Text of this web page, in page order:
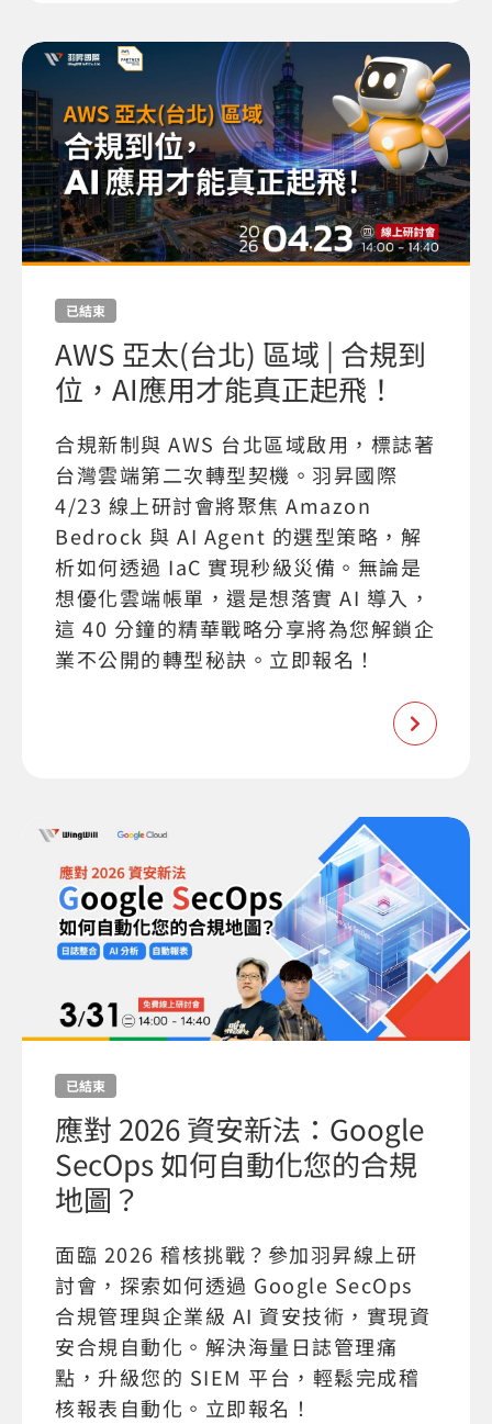
已結束
AWS 亞太(台北) 區域 | 合規到
位，AI應用才能真正起飛！
合規新制與 AWS 台北區域啟用，標誌著
台灣雲端第二次轉型契機。羽昇國際
4/23 線上研討會將聚焦 Amazon
Bedrock 與 AI Agent 的選型策略，解
析如何透過 IaC 實現秒級災備。無論是
想優化雲端帳單，還是想落實 AI 導入，
這 40 分鐘的精華戰略分享將為您解鎖企
業不公開的轉型秘訣。立即報名！
已結束
應對 2026 資安新法：Google
SecOps 如何自動化您的合規
地圖？
面臨 2026 稽核挑戰？參加羽昇線上研
討會，探索如何透過 Google SecOps
合規管理與企業級 AI 資安技術，實現資
安合規自動化。解決海量日誌管理痛
點，升級您的 SIEM 平台，輕鬆完成稽
核報表自動化。立即報名！